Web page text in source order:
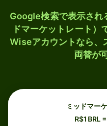
Google検索で表示され
ドマーケットレート）
Wiseアカウントなら、
両替が
ミッドマー
R$1 BRL